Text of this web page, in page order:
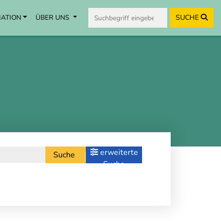
ÜBER UNS SUCHE
Suche
erweiterte
Suche